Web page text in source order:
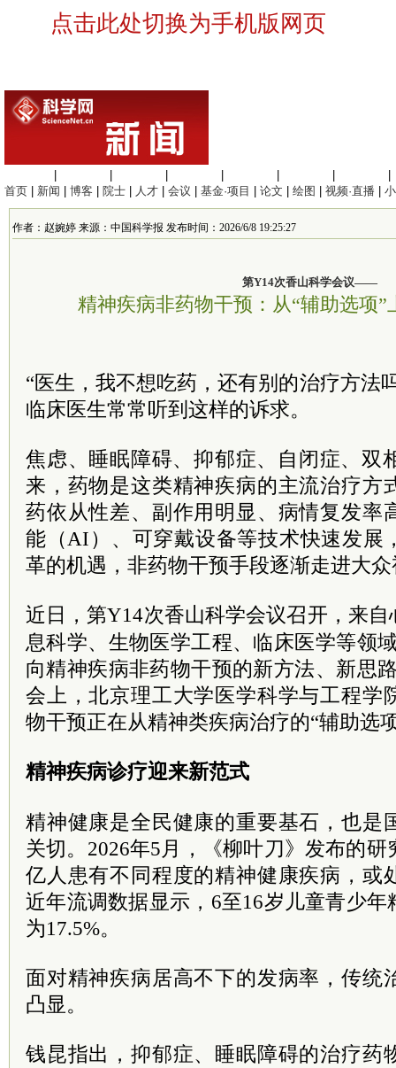
点击此处切换为手机版网页
首页
新闻 博客 院士 人才 会议 基金·项目 论文 绘图 视频·直播
作者：赵婉婷 来源：中国科学报 发布时间：2026/6/8 19:25:27
第Y14次香山科学会议——
精神疾病非药物干预：从“辅助选项”
“医生，我不想吃药，还有别的治疗方法
临床医生常常听到这样的诉求。
焦虑、睡眠障碍、抑郁症、自闭症、双相
来，药物是这类精神疾病的主流治疗方
药依从性差、副作用明显、病情复发率
能（AI）、可穿戴设备等技术快速发展
革的机遇，非药物干预手段逐渐走进大
近日，第Y14次香山科学会议召开，来
息科学、生物医学工程、临床医学等领
向精神疾病非药物干预的新方法、新思
会上，北京理工大学医学科学与工程学
物干预正在从精神类疾病治疗的“辅助选
精神疾病诊疗迎来新范式
精神健康是全民健康的重要基石，也是
关切。2026年5月，《柳叶刀》发布的
亿人患有不同程度的精神健康疾病，或
近年流调数据显示，6至16岁儿童青少
为17.5%。
面对精神疾病居高不下的发病率，传统
凸显。
钱昆指出，抑郁症、睡眠障碍的治疗药